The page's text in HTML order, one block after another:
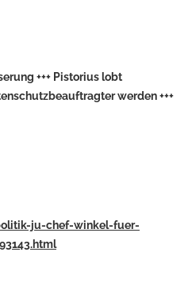
+++ Pistorius lobt
werden +++
ju-chef-winkel-fuer-